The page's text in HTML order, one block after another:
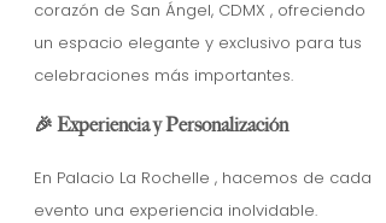
corazón de San Ángel, CDMX , ofreciendo
un espacio elegante y exclusivo para tus
celebraciones más importantes.
🎉 Experiencia y Personalización
En Palacio La Rochelle , hacemos de cada
evento una experiencia inolvidable.